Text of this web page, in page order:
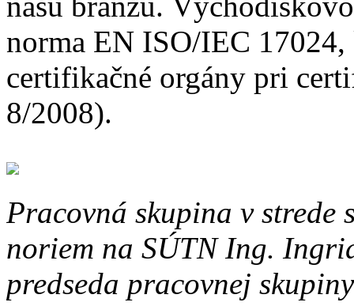
norma EN ISO/IEC
certifikačné orgány pri
8/2008).
Pracovná skupina v
noriem na SÚTN Ing.
predseda pracovnej